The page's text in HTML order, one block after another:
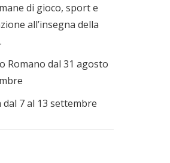
di gioco, sport e
all’insegna della
Romano dal 31 agosto
7 al 13 settembre